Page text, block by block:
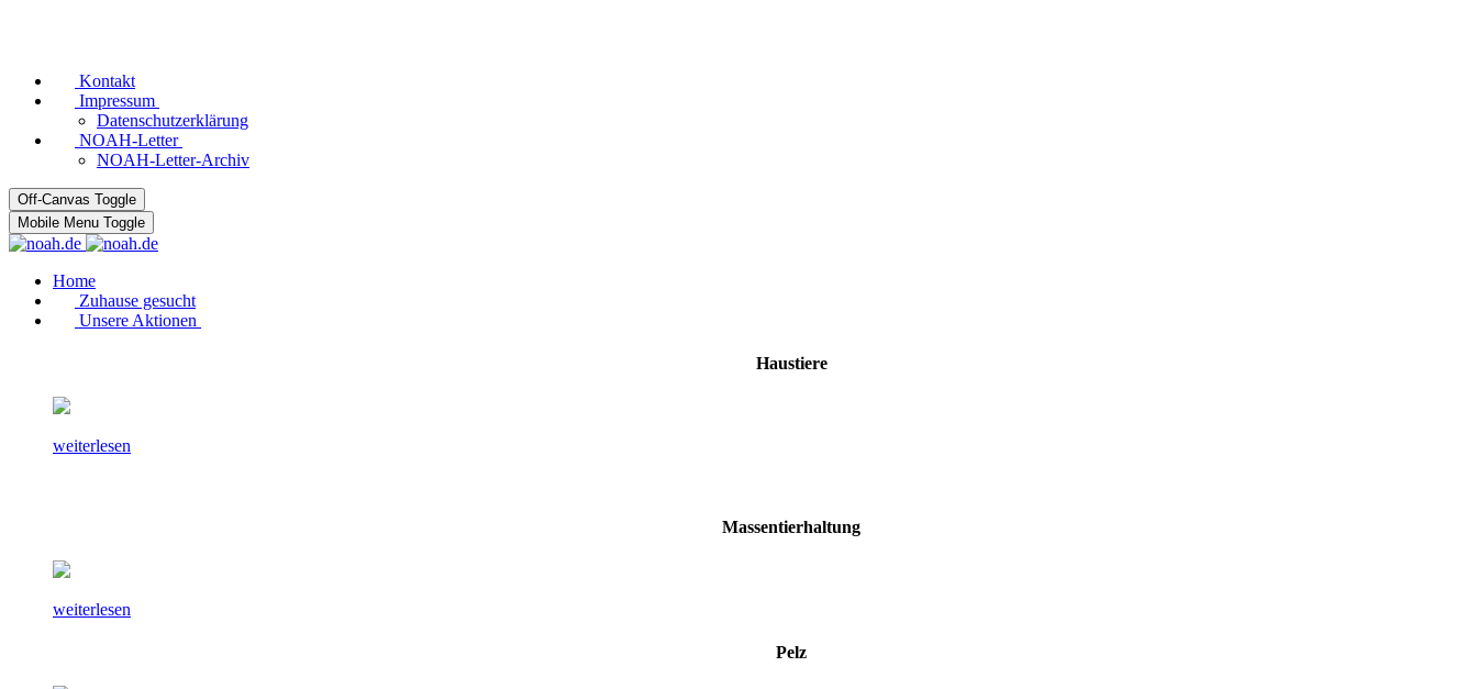
Kontakt
Impressum
Datenschutzerklärung
NOAH-Letter
NOAH-Letter-Archiv
Off-Canvas Toggle
Mobile Menu Toggle
Home
Zuhause gesucht
Unsere Aktionen
Haustiere
weiterlesen
Massentierhaltung
weiterlesen
Pelz